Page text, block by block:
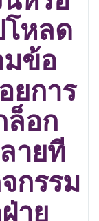
หลด
มข้อ
ยการ
ล็อก
ายที
กรรม
าย